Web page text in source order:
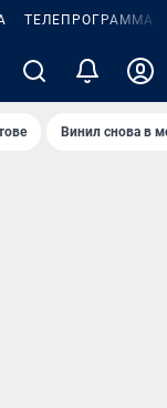
ТЕЛЕПРОГРАММА
Винил снова в